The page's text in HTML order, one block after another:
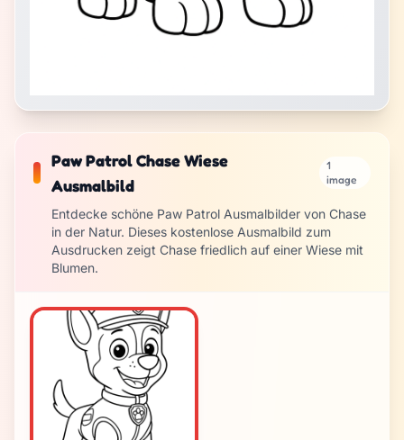
Paw Patrol Chase Wiese
Ausmalbild
1
image
Entdecke schöne Paw Patrol Ausmalbilder von Chase
in der Natur. Dieses kostenlose Ausmalbild zum
Ausdrucken zeigt Chase friedlich auf einer Wiese mit
Blumen.